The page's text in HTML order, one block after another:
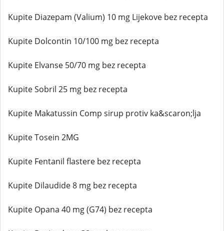
Kupite Diazepam (Valium) 10 mg Lijekove bez recepta
Kupite Dolcontin 10/100 mg bez recepta
Kupite Elvanse 50/70 mg bez recepta
Kupite Sobril 25 mg bez recepta
Kupite Makatussin Comp sirup protiv ka&scaron;lja
Kupite Tosein 2MG
Kupite Fentanil flastere bez recepta
Kupite Dilaudide 8 mg bez recepta
Kupite Opana 40 mg (G74) bez recepta